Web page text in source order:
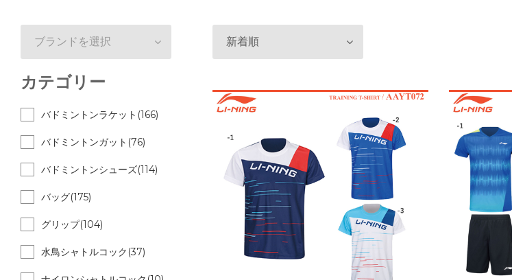
新着順
ブランドを選択
カテゴリー
バドミントンラケット(166)
バドミントンガット(76)
バドミントンシューズ(114)
バッグ(175)
グリップ(104)
水鳥シャトルコック(37)